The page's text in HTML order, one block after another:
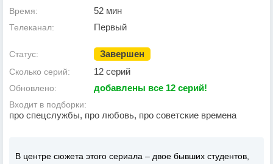
Время: 52 мин
Телеканал: Первый
Статус: Завершен
Сколько серий: 12 серий
Обновлено: добавлены все 12 серий!
Входит в подборки:
про спецслужбы, про любовь, про советские времена
В центре сюжета этого сериала – двое бывших студентов,